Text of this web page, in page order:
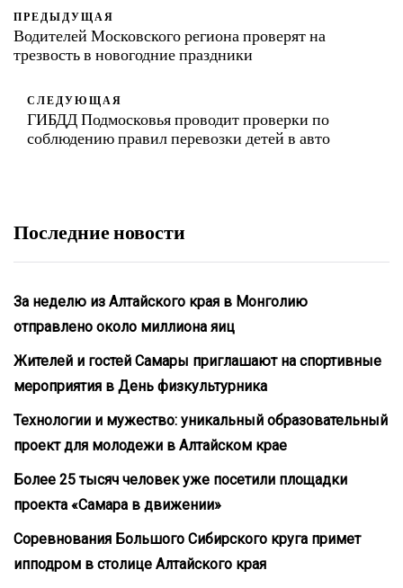
ПРЕДЫДУЩАЯ
Водителей Московского региона проверят на
трезвость в новогодние праздники
СЛЕДУЮЩАЯ
ГИБДД Подмосковья проводит проверки по
соблюдению правил перевозки детей в авто
Последние новости
За неделю из Алтайского края в Монголию
отправлено около миллиона яиц
Жителей и гостей Самары приглашают на спортивные
мероприятия в День физкультурника
Технологии и мужество: уникальный образовательный
проект для молодежи в Алтайском крае
Более 25 тысяч человек уже посетили площадки
проекта «Самара в движении»
Соревнования Большого Сибирского круга примет
ипподром в столице Алтайского края